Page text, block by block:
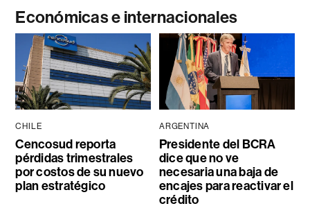
Económicas e internacionales
CHILE
Cencosud reporta
pérdidas trimestrales
por costos de su nuevo
plan estratégico
ARGENTINA
Presidente del BCRA
dice que no ve
necesaria una baja de
encajes para reactivar el
crédito